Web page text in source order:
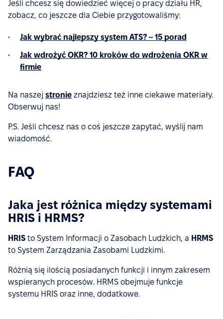
Jeśli chcesz się dowiedzieć więcej o pracy działu HR,
zobacz, co jeszcze dla Ciebie przygotowaliśmy:
Jak wybrać najlepszy system ATS? – 15 porad
Jak wdrożyć OKR? 10 kroków do wdrożenia OKR w
firmie
Na naszej stronie znajdziesz też inne ciekawe materiały.
Obserwuj nas!
P.S. Jeśli chcesz nas o coś jeszcze zapytać, wyślij nam
wiadomość.
FAQ
Jaka jest różnica między systemami
HRIS i HRMS?
HRIS to System Informacji o Zasobach Ludzkich, a HRMS
to System Zarządzania Zasobami Ludzkimi.
Różnią się ilością posiadanych funkcji i innym zakresem
wspieranych procesów. HRMS obejmuje funkcje
systemu HRIS oraz inne, dodatkowe.